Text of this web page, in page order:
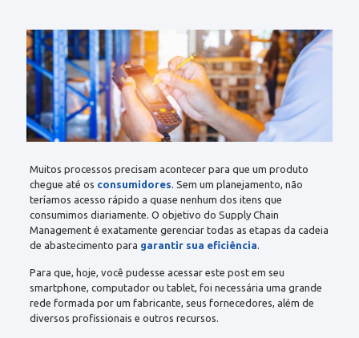
Muitos processos precisam acontecer para que um produto
chegue até os consumidores . Sem um planejamento, não
teríamos acesso rápido a quase nenhum dos itens que
consumimos diariamente. O objetivo do Supply Chain
Management é exatamente gerenciar todas as etapas da cadeia
de abastecimento para garantir sua eficiência
Para que, hoje, você pudesse acessar este post em seu
smartphone, computador ou tablet, foi necessária uma grande
rede formada por um fabricante, seus fornecedores, além de
diversos profissionais e outros recursos.